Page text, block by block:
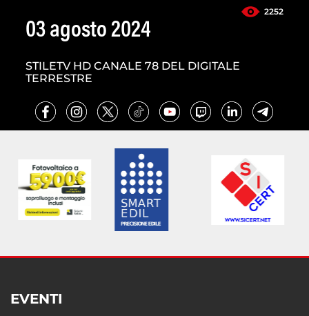
2252
03 agosto 2024
STILETV HD CANALE 78 DEL DIGITALE
TERRESTRE
EVENTI